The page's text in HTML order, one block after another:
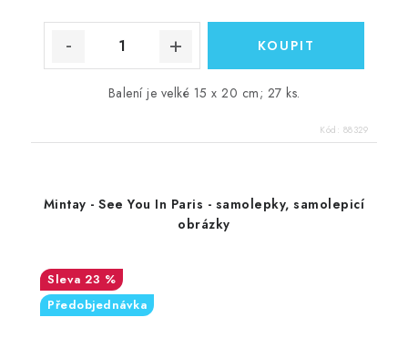
Balení je velké 15 x 20 cm; 27 ks.
Kód: 88329
Mintay - See You In Paris - samolepky, samolepicí
obrázky
23 %
Předobjednávka